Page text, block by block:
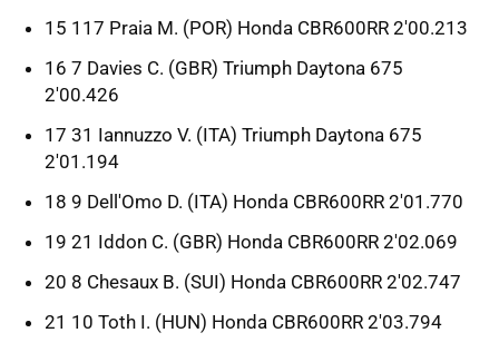
15 117 Praia M. (POR) Honda CBR600RR 2'00.213
16 7 Davies C. (GBR) Triumph Daytona 675
2'00.426
17 31 Iannuzzo V. (ITA) Triumph Daytona 675
2'01.194
18 9 Dell'Omo D. (ITA) Honda CBR600RR 2'01.770
19 21 Iddon C. (GBR) Honda CBR600RR 2'02.069
20 8 Chesaux B. (SUI) Honda CBR600RR 2'02.747
21 10 Toth I. (HUN) Honda CBR600RR 2'03.794